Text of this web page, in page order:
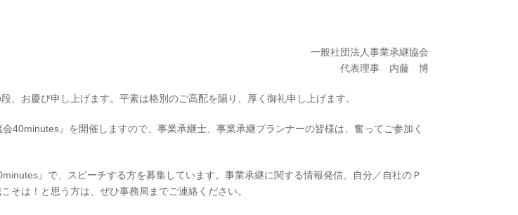
一般社団法人事業承継協会
代表理事 内藤 博
お慶び申し上げます。平素は格別のご高配を賜り、厚く御礼申し上げます。
40minutes』を開催しますので、事業承継士、事業承継プランナーの皆様は、奮ってご参加く
』で、スピーチする方を募集しています。事業承継に関する情報発信、自分／自社のＰ
そは！と思う方は、ぜひ事務局までご連絡ください。